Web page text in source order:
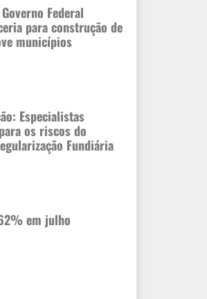
Federal
para construção de
municípios
Especialistas
os riscos do
Fundiária
em julho